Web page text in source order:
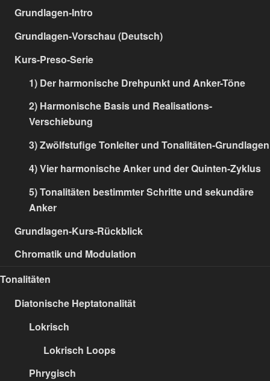
Grundlagen-Intro
Grundlagen-Vorschau (Deutsch)
Kurs-Preso-Serie
1) Der harmonische Drehpunkt und Anker-Töne
2) Harmonische Basis und Realisations-
Verschiebung
3) Zwölfstufige Tonleiter und Tonalitäten-Grundlagen
4) Vier harmonische Anker und der Quinten-Zyklus
5) Tonalitäten bestimmter Schritte und sekundäre
Anker
Grundlagen-Kurs-Rückblick
Chromatik und Modulation
Tonalitäten
Diatonische Heptatonalität
Lokrisch
Lokrisch Loops
Phrygisch